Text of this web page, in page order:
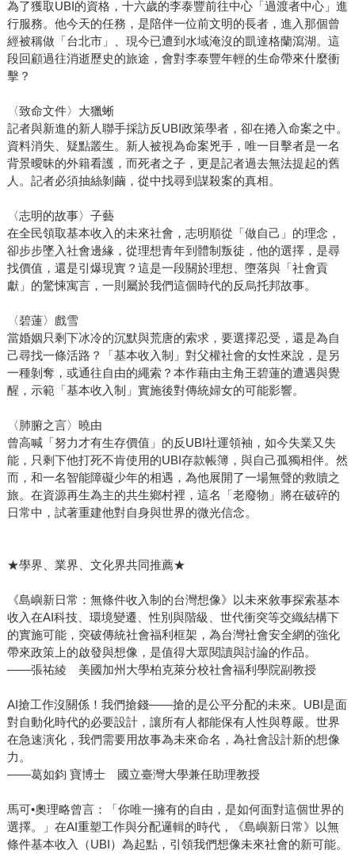
為了獲取UBI的資格，十六歲的李泰豐前往中心「過渡者中心」進
行服務。他今天的任務，是陪伴一位前文明的長者，進入那個曾
經被稱做「台北市」、現今已遭到水域淹沒的凱達格蘭瀉湖。這
段回顧過往消逝歷史的旅途，會對李泰豐年輕的生命帶來什麼衝
擊？
〈致命文件〉大獵蜥
記者與新進的新人聯手採訪反UBI政策學者，卻在捲入命案之中。
資料消失、疑點叢生。新人被視為命案兇手，唯一目擊者是一名
背景曖昧的外籍看護，而死者之子，更是記者過去無法提起的舊
人。記者必須抽絲剝繭，從中找尋到謀殺案的真相。
〈志明的故事〉子藝
在全民領取基本收入的未來社會，志明順從「做自己」的理念，
卻步步墜入社會邊緣，從理想青年到體制叛徒，他的選擇，是尋
找價值，還是引爆現實？這是一段關於理想、墮落與「社會貢
獻」的驚悚寓言，一則屬於我們這個時代的反烏托邦故事。
〈碧蓮〉戲雪
當婚姻只剩下冰冷的沉默與荒唐的索求，要選擇忍受，還是為自
己尋找一條活路？「基本收入制」對父權社會的女性來說，是另
一種剝奪，或通往自由的繩索？本作藉由主角王碧蓮的遭遇與覺
醒，示範「基本收入制」實施後對傳統婦女的可能影響。
〈肺腑之言〉曉由
曾高喊「努力才有生存價值」的反UBI社運領袖，如今失業又失
能，只剩下他打死不肯使用的UBI存款帳簿，與自己孤獨相伴。然
而，和一名智能障礙少年的相遇，為他展開了一場無聲的救贖之
旅。在資源再生為主的共生鄉村裡，這名「老廢物」將在破碎的
日常中，試著重建他對自身與世界的微光信念。
★學界、業界、文化界共同推薦★
《島嶼新日常：無條件收入制的台灣想像》以未來敘事探索基本
收入在AI科技、環境變遷、性別與階級、世代衝突等交織結構下
的實施可能，突破傳統社會福利框架，為台灣社會安全網的強化
帶來政策上的啟發與想像，是值得大眾閱讀與討論的作品。
——張祐綾 美國加州大學柏克萊分校社會福利學院副教授
AI搶工作沒關係！我們搶錢——搶的是公平分配的未來。UBI是面
對自動化時代的必要設計，讓所有人都能保有人性與尊嚴。世界
在急速演化，我們需要用故事為未來命名，為社會設計新的想像
力。
——葛如鈞 寶博士 國立臺灣大學兼任助理教授
馬可•奧理略曾言：「你唯一擁有的自由，是如何面對這個世界的
選擇。」在AI重塑工作與分配邏輯的時代，《島嶼新日常》以無
條件基本收入（UBI）為起點，引領我們想像未來社會的新可能。